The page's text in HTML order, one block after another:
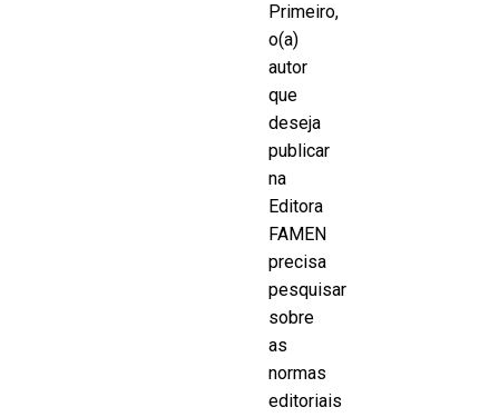
Primeiro,
o(a)
autor
que
deseja
publicar
na
Editora
FAMEN
precisa
pesquisar
sobre
as
normas
editoriais